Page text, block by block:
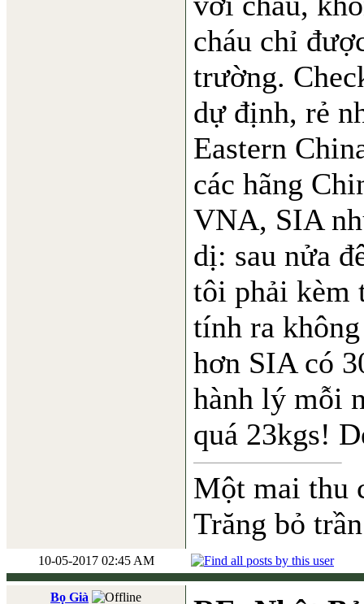
cháu chỉ
trường.
dự định, rẻ
Eastern
các hãng
VNA, SIA
dị: sau nửa
tôi phải kèm
tính ra
hơn SIA có
hành lý mỗi
quá 23kgs!
Một mai thu
Trăng bỏ
10-05-2017 02:45 AM
Bọ Già